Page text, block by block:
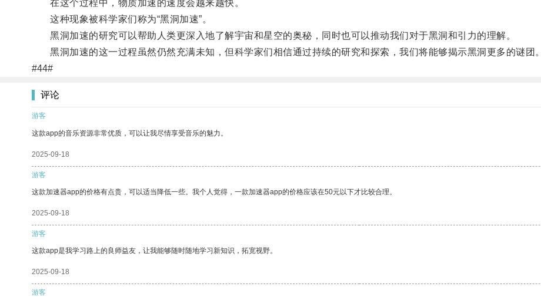
在这个过程中，物质加速的速度会越来越快。
这种现象被科学家们称为“黑洞加速”。
黑洞加速的研究可以帮助人类更深入地了解宇宙和星空的奥秘，同时也可以推动我们对于黑洞和引力的理解。
黑洞加速的这一过程虽然仍然充满未知，但科学家们相信通过持续的研究和探索，我们将能够揭示黑洞更多的谜团。
#44#
评论
游客
这款app的音乐资源非常优质，可以让我尽情享受音乐的魅力。
2025-09-18
游客
这款加速器app的价格有点贵，可以适当降低一些。我个人觉得，一款加速器app的价格应该在50元以下才比较合理。
2025-09-18
游客
这款app是我学习路上的良师益友，让我能够随时随地学习新知识，拓宽视野。
2025-09-18
游客